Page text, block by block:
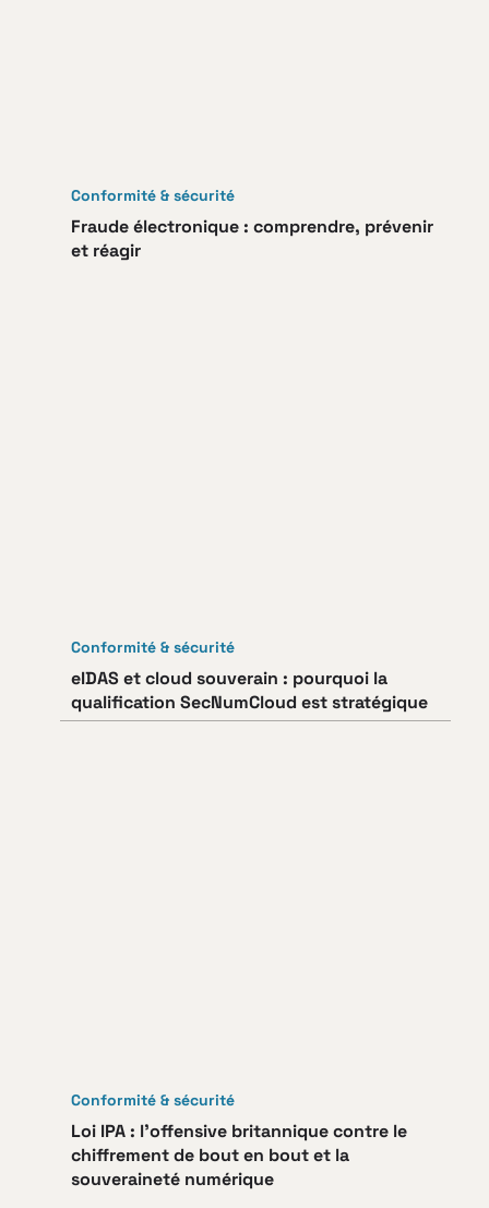
Conformité & sécurité
Fraude électronique : comprendre, prévenir
et réagir
Conformité & sécurité
eIDAS et cloud souverain : pourquoi la
qualification SecNumCloud est stratégique
Conformité & sécurité
Loi IPA : l’offensive britannique contre le
chiffrement de bout en bout et la
souveraineté numérique